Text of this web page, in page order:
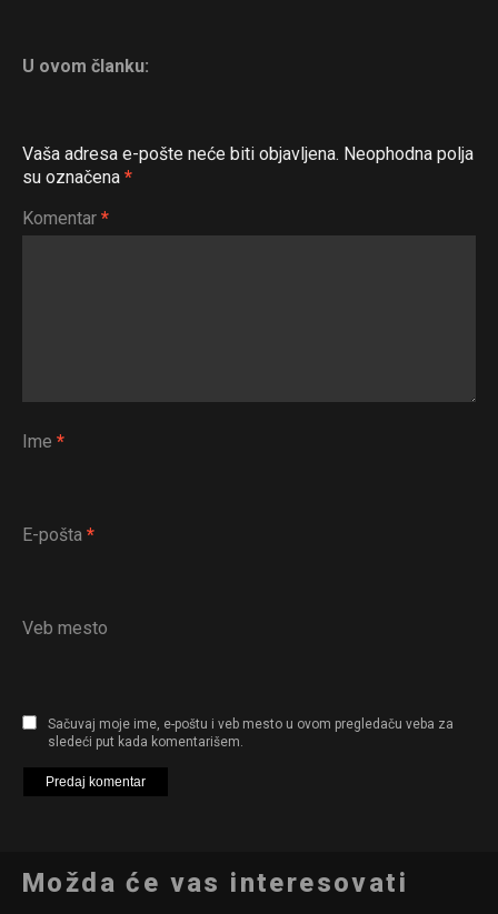
U ovom članku:
Vaša adresa e-pošte neće biti objavljena. Neophodna polja
su označena *
Komentar *
Ime *
E-pošta *
Veb mesto
Sačuvaj moje ime, e-poštu i veb mesto u ovom pregledaču veba za
sledeći put kada komentarišem.
Možda će vas interesovati
Whatsapp
Email